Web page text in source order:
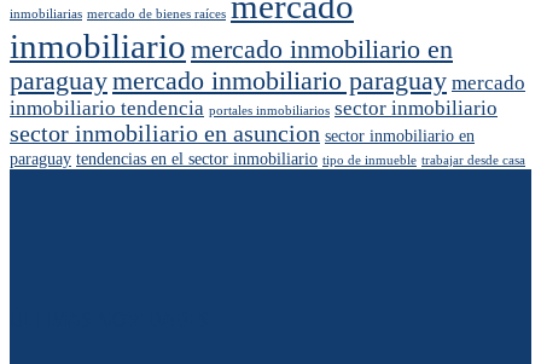
inmobiliarias mercado de bienes raíces
inmobiliario mercado inmobiliario en
paraguaymercado inmobiliario paraguay mercado
inmobiliario tendencia portales inmobiliarios sector inmobiliario
sector inmobiliario en asuncion sector inmobiliario en
paraguay tendencias en el sector inmobiliario tipo de inmueble trabajar desde casa